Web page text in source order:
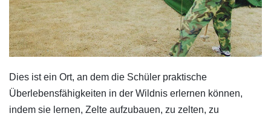
Dies ist ein Ort, an dem die Schüler praktische
Überlebensfähigkeiten in der Wildnis erlernen können,
indem sie lernen, Zelte aufzubauen, zu zelten, zu